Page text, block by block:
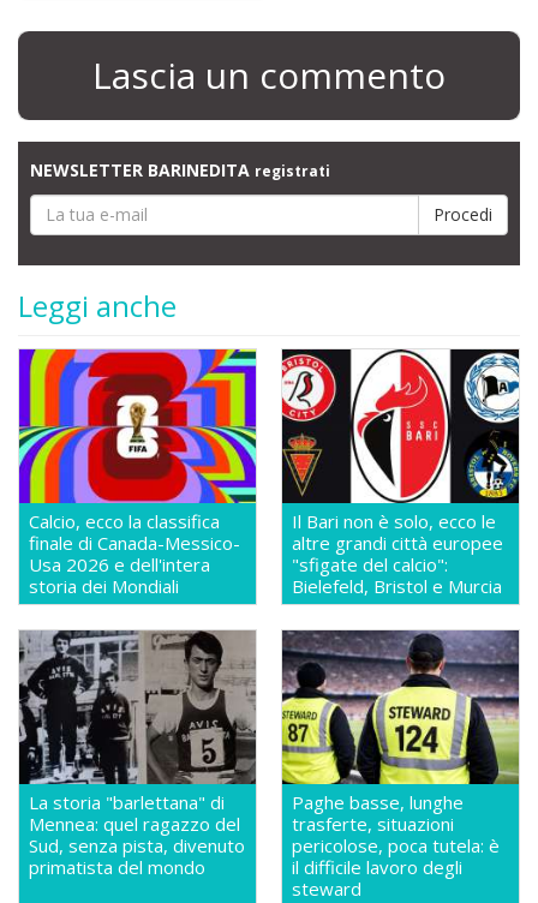
Lascia un commento
NEWSLETTER BARINEDITA registrati
Leggi anche
Calcio, ecco la classifica
finale di Canada-Messico-
Usa 2026 e dell'intera
storia dei Mondiali
Il Bari non è solo, ecco le
altre grandi città europee
"sfigate del calcio":
Bielefeld, Bristol e Murcia
La storia "barlettana" di
Mennea: quel ragazzo del
Sud, senza pista, divenuto
primatista del mondo
Paghe basse, lunghe
trasferte, situazioni
pericolose, poca tutela: è
il difficile lavoro degli
steward